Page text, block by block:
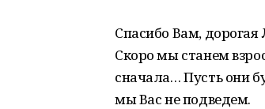
Спасибо Вам,
Скоро мы станем
сначала… Пусть они
мы Вас не подведем.